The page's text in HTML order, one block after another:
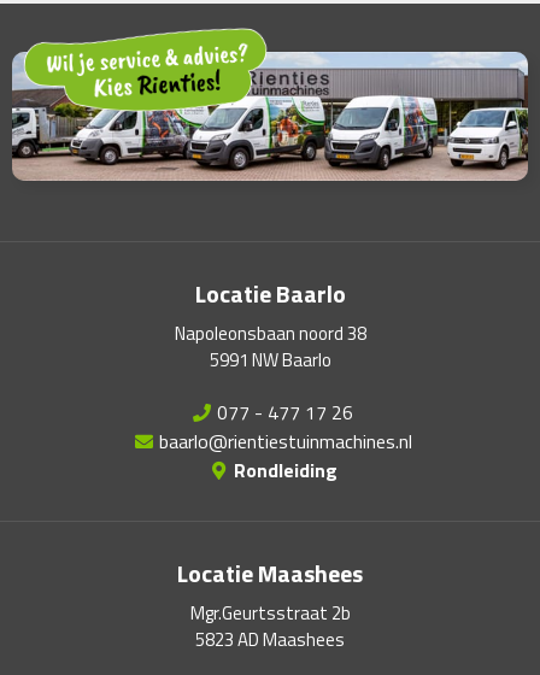
Locatie Baarlo
Napoleonsbaan noord 38
5991 NW Baarlo
077 - 477 17 26
baarlo@rientiestuinmachines.nl
Rondleiding
Locatie Maashees
Mgr.Geurtsstraat 2b
5823 AD Maashees